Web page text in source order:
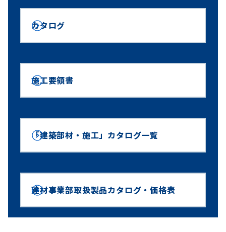
カタログ
施工要領書
「建築部材・施工」カタログ一覧
建材事業部取扱製品カタログ・価格表